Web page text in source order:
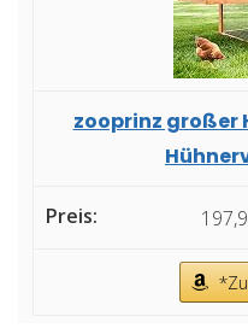
zooprinz großer